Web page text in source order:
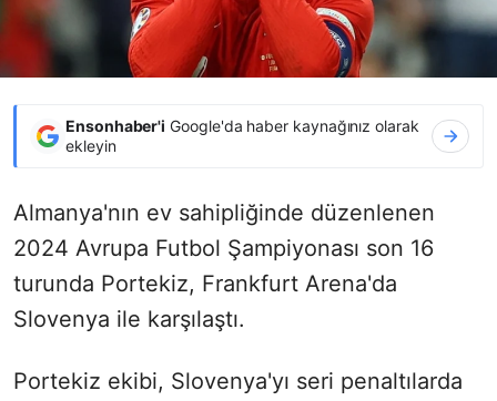
Ensonhaber'i Google'da haber kaynağınız olarak
ekleyin
Almanya'nın ev sahipliğinde düzenlenen
2024 Avrupa Futbol Şampiyonası son 16
turunda Portekiz, Frankfurt Arena'da
Slovenya ile karşılaştı.
Portekiz ekibi, Slovenya'yı seri penaltılarda